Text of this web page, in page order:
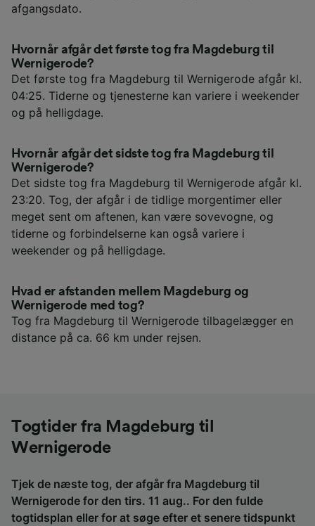
afgangsdato.
Hvornår afgår det første tog fra Magdeburg til
Wernigerode?
Det første tog fra Magdeburg til Wernigerode afgår kl.
04:25. Tiderne og tjenesterne kan variere i weekender
og på helligdage.
Hvornår afgår det sidste tog fra Magdeburg til
Wernigerode?
Det sidste tog fra Magdeburg til Wernigerode afgår kl.
23:20. Tog, der afgår i de tidlige morgentimer eller
meget sent om aftenen, kan være sovevogne, og
tiderne og forbindelserne kan også variere i
weekender og på helligdage.
Hvad er afstanden mellem Magdeburg og
Wernigerode med tog?
Tog fra Magdeburg til Wernigerode tilbagelægger en
distance på ca. 66 km under rejsen.
Togtider fra Magdeburg til
Wernigerode
Tjek de næste tog, der afgår fra Magdeburg til
Wernigerode for den tirs. 11 aug.. For den fulde
togtidsplan eller for at søge efter et senere tidspunkt